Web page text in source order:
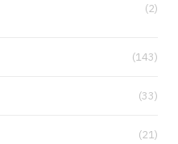
(2)
(143)
(33)
(21)